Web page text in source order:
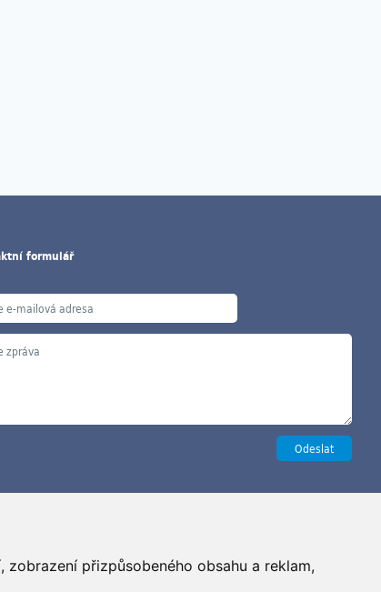
přizpůsobeného obsahu a reklam,
formulář
©2026 G&B Beads, s.r.o., vyrobilSimopt, s.r.o.
práva vyhrazena / All rights reserved